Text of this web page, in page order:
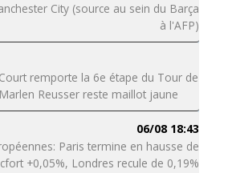
City (source au sein du Barça
à l'AFP)
remporte la 6e étape du Tour de
Reusser reste maillot jaune
06/08 18:43
Paris termine en hausse de
+0,05%, Londres recule de 0,19%